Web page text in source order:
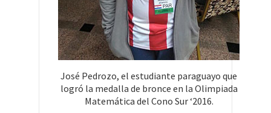
José Pedrozo, el estudiante paraguayo que
logró la medalla de bronce en la Olimpiada
Matemática del Cono Sur ‘2016.